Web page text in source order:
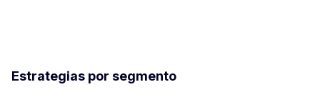
Estrategias por segmento